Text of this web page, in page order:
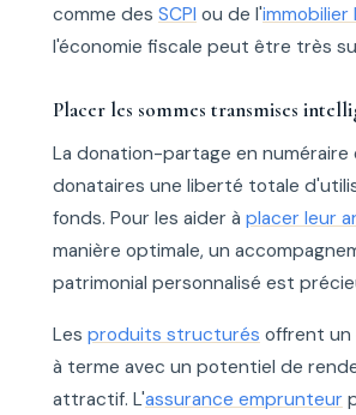
comme des SCPI ou de l'immobilier
l'économie fiscale peut être très
Placer les sommes transmises
La donation-partage en numéraire
donataires une liberté totale
fonds. Pour les aider à placer leur
manière optimale, un
patrimonial personnalisé est
Les produits structurés offrent un
à terme avec un potentiel de
attractif. L'assurance emprunteur